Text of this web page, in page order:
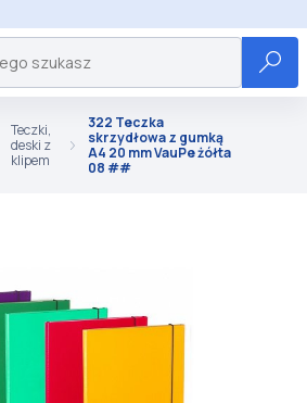
Teczki,
deski z
klipem
322 Teczka
skrzydłowa z gumką
A4 20 mm VauPe żółta
08 ##